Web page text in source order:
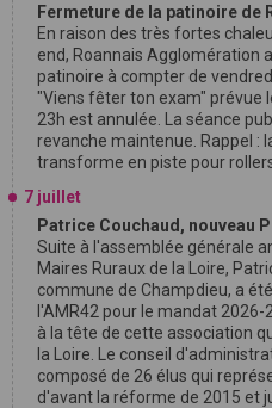
Fermeture de la patinoire de
En raison des très fortes
end, Roannais Agglomération
patinoire à compter de
"Viens fêter ton exam" prévue
23h est annulée. La séance
revanche maintenue. Rappel :
transforme en piste pour
7 juillet
Patrice Couchaud, nouveau
Suite à l'assemblée générale
Maires Ruraux de la Loire,
commune de Champdieu, a
l'AMR42 pour le mandat 2026-
à la tête de cette association
la Loire. Le conseil
composé de 26 élus qui
d'avant la réforme de 2015 et